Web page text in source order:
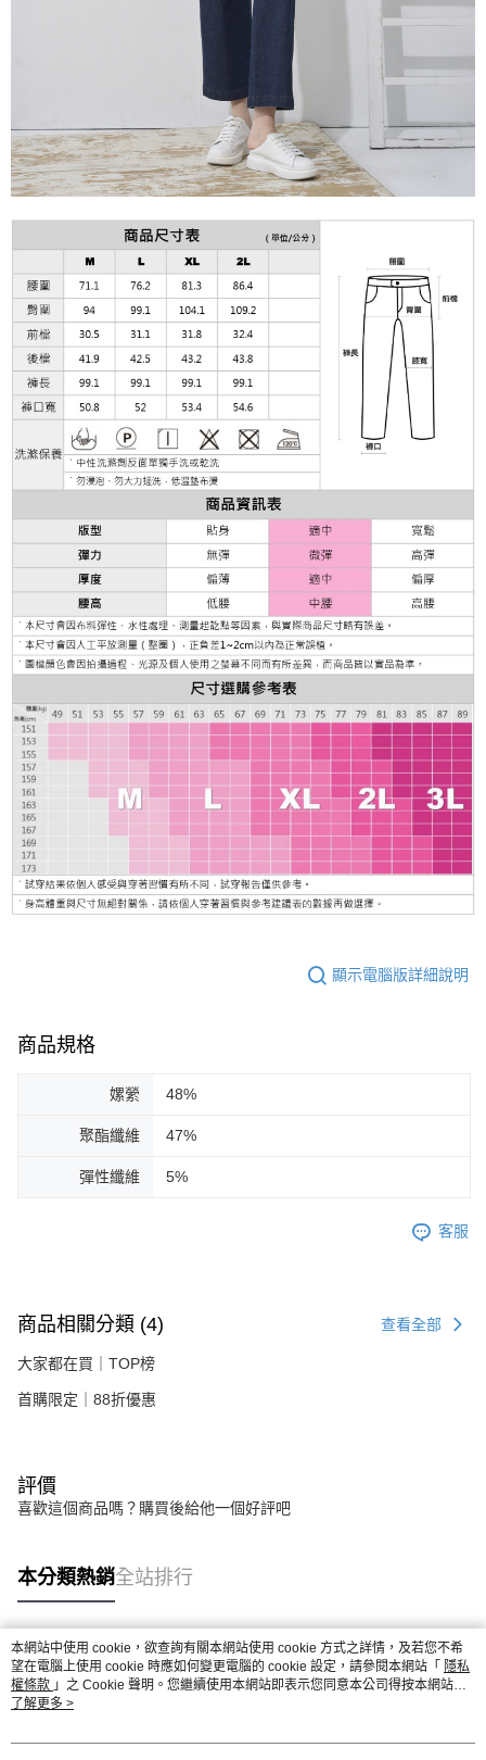
顯示電腦版詳細說明
商品規格
嫘縈 48%
聚酯纖維 47%
彈性纖維 5%
客服
商品相關分類 (4) 查看全部
大家都在買｜TOP榜
首購限定｜88折優惠
評價
喜歡這個商品嗎？購買後給他一個好評吧
本分類熱銷全站排行
熱門標籤
本網站中使用 cookie，欲查詢有關本網站使用 cookie 方式之詳情，及若您不希
望在電腦上使用 cookie 時應如何變更電腦的 cookie 設定，請參閱本網站「 隱私
權條款 」之 Cookie 聲明。您繼續使用本網站即表示您同意本公司得按本網站使
用條款之 Cookie 聲明使用 cookie。
了解更多 >